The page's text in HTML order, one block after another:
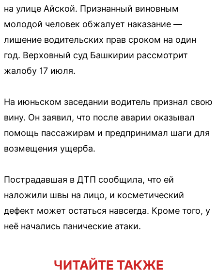
на улице Айской. Признанный виновным
молодой человек обжалует наказание —
лишение водительских прав сроком на один
год. Верховный суд Башкирии рассмотрит
жалобу 17 июля.
На июньском заседании водитель признал свою
вину. Он заявил, что после аварии оказывал
помощь пассажирам и предпринимал шаги для
возмещения ущерба.
Пострадавшая в ДТП сообщила, что ей
наложили швы на лицо, и косметический
дефект может остаться навсегда. Кроме того, у
неё начались панические атаки.
ЧИТАЙТЕ ТАКЖЕ